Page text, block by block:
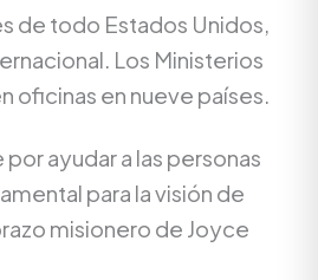
de todo Estados Unidos,
Los Ministerios
oficinas en nueve países.
ayudar a las personas
para la visión de
misionero de Joyce